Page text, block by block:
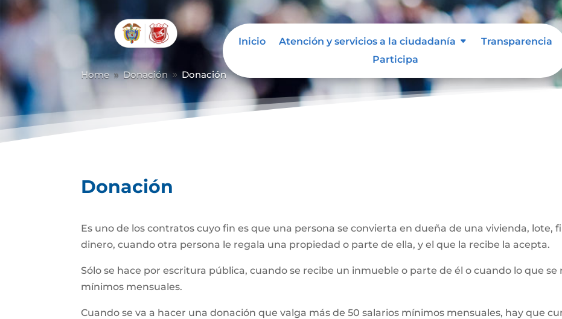
Abrir barra de herramientas
Inicio Atención y servicios a la ciudadanía
Transparencia
Participa
Home 9 Donación 9 Donación
Donación
Es uno de los contratos cuyo fin es que una persona se convierta en dueña de una vivienda, lote,
dinero, cuando otra persona le regala una propiedad o parte de ella, y el que la recibe la acepta.
Sólo se hace por escritura pública, cuando se recibe un inmueble o parte de él o cuando lo que se
mínimos mensuales.
Cuando se va a hacer una donación que valga más de 50 salarios mínimos mensuales, hay que